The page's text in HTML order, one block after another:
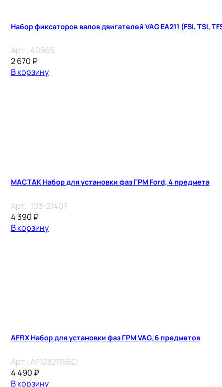
Набор фиксаторов валов двигателей VAG EA211 (FSI, TSI,
Арт.: 40965
2 670 ₽
В корзину
МАСТАК Набор для установки фаз ГРМ Ford, 4 предмета
Арт.: 103-21407
4 390 ₽
В корзину
AFFIX Набор для установки фаз ГРМ VAG, 6 предметов
Арт.: AF10321156C
4 490 ₽
В корзину